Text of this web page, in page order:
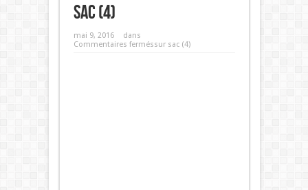
sac (4)
mai 9, 2016
dans
Commentaires ferméssur sac (4)